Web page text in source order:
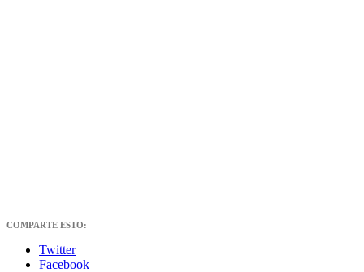
COMPARTE ESTO:
Twitter
Facebook